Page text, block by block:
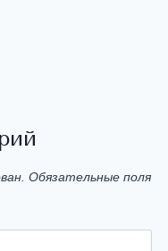
Обязательные поля